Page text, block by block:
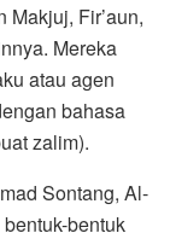
Makjuj, Fir’aun,
Mereka
atau agen
bahasa
zalim).
Sontang, Al-
bentuk